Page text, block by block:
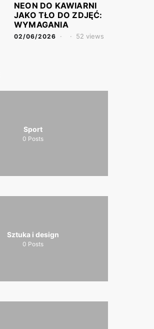
NEON DO KAWIARNI
JAKO TŁO DO ZDJĘĆ:
WYMAGANIA
02/06/2026 52 views
Sport
0 Posts
Sztuka i design
0 Posts